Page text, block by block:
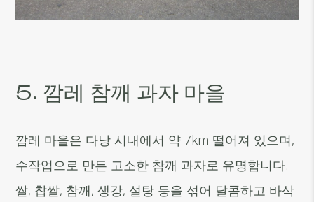
5. 깜레 참깨 과자 마을
깜레 마을은 다낭 시내에서 약 7km 떨어져 있으며,
수작업으로 만든 고소한 참깨 과자로 유명합니다.
쌀, 찹쌀, 참깨, 생강, 설탕 등을 섞어 달콤하고 바삭